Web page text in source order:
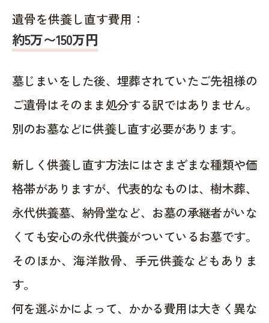
遺骨を供養し直す費用：
約5万〜150万円
墓じまいをした後、埋葬されていたご先祖様の
ご遺骨はそのまま処分する訳ではありません。
別のお墓などに供養し直す必要があります。
新しく供養し直す方法にはさまざまな種類や価
格帯がありますが、代表的なものは、樹木葬、
永代供養墓、納骨堂など、お墓の承継者がいな
くても安心の永代供養がついているお墓です。
そのほか、海洋散骨、手元供養などもありま
す。
何を選ぶかによって、かかる費用は大きく異な